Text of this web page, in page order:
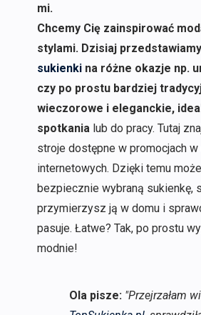
mi.
Chcemy Cię zainspirować
stylami. Dzisiaj
sukienkina różne okazje np.
czy po prostu bardziej
wieczorowe i eleganckie,
spotkanialub do pracy. Tutaj
stroje dostępne w promocjach
internetowych. Dzięki temu
bezpiecznie wybraną sukienkę,
przymierzysz ją w domu i
pasuje. Łatwe? Tak, po prostu
modnie!
Ola pisze: "Przejrzałam